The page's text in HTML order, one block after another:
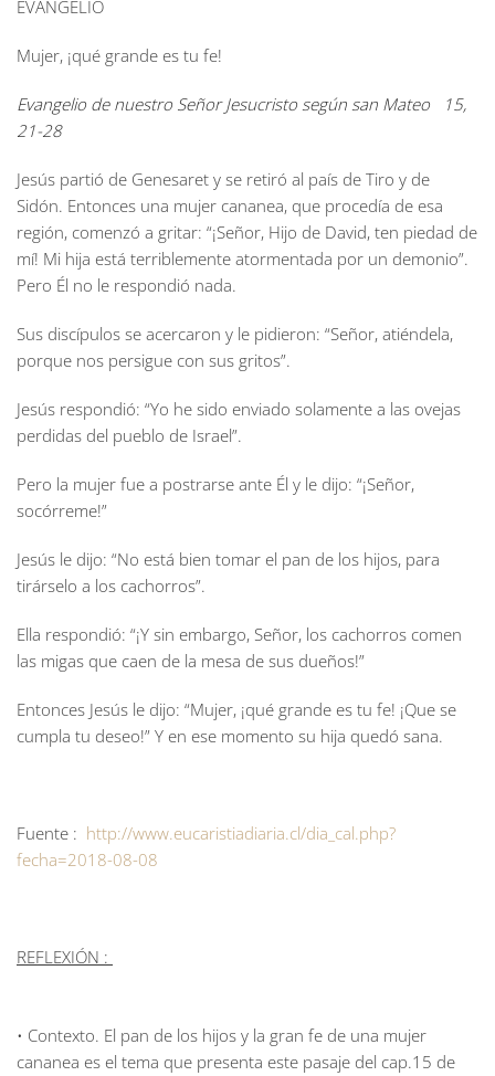
EVANGELIO
Mujer, ¡qué grande es tu fe!
Evangelio de nuestro Señor Jesucristo según san Mateo 15,
21-28
Jesús partió de Genesaret y se retiró al país de Tiro y de
Sidón. Entonces una mujer cananea, que procedía de esa
región, comenzó a gritar: “¡Señor, Hijo de David, ten piedad de
mí! Mi hija está terriblemente atormentada por un demonio”.
Pero Él no le respondió nada.
Sus discípulos se acercaron y le pidieron: “Señor, atiéndela,
porque nos persigue con sus gritos”.
Jesús respondió: “Yo he sido enviado solamente a las ovejas
perdidas del pueblo de Israel”.
Pero la mujer fue a postrarse ante Él y le dijo: “¡Señor,
socórreme!”
Jesús le dijo: “No está bien tomar el pan de los hijos, para
tirárselo a los cachorros”.
Ella respondió: “¡Y sin embargo, Señor, los cachorros comen
las migas que caen de la mesa de sus dueños!”
Entonces Jesús le dijo: “Mujer, ¡qué grande es tu fe! ¡Que se
cumpla tu deseo!” Y en ese momento su hija quedó sana.
Fuente : http://www.eucaristiadiaria.cl/dia_cal.php?
fecha=2018-08-08
REFLEXIÓN :
• Contexto. El pan de los hijos y la gran fe de una mujer
cananea es el tema que presenta este pasaje del cap.15 de